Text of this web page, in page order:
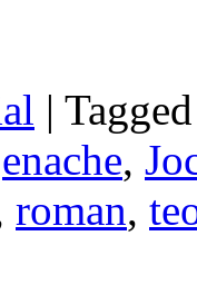
|
enache,
roman,